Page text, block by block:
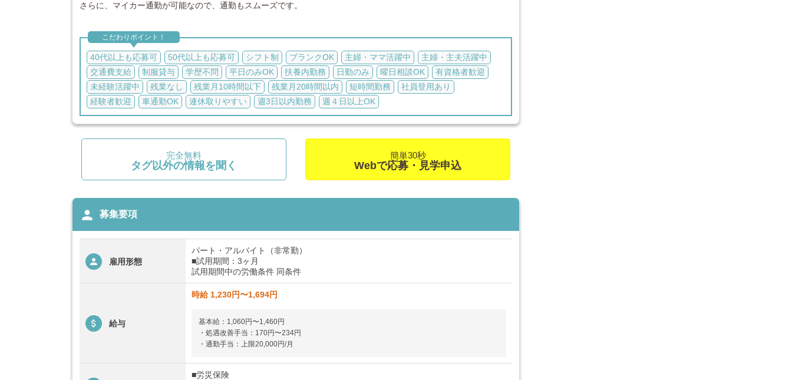
さらに、マイカー通勤が可能なので、通勤もスムーズです。
こだわりポイント！
40代以上も応募可 50代以上も応募可 シフト制 ブランクOK 主婦・ママ活躍中
主婦・主夫活躍中
交通費支給
制服貸与 学歴不問 平日のみOK 扶養内勤務 日勤のみ 曜日相談OK
有資格者歓迎
未経験活躍中
残業なし 残業月10時間以下 残業月20時間以内 短時間勤務
社員登用あり
経験者歓迎
車通勤OK 連休取りやすい 週3日以内勤務 週４日以上OK
完全無料
タグ以外の情報を聞く
簡単30秒
Webで応募・見学申込
person 募集要項
雇用形態
パート・アルバイト（非常勤）
■試用期間：3ヶ月
試用期間中の労働条件 同条件
給与
時給 1,230円〜1,694円
基本給：1,060円〜1,460円
・処遇改善手当：170円〜234円
・通勤手当：上限20,000円/月
■労災保険